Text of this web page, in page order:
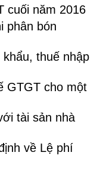
cuối năm 2016
phân bón
thuế nhập
GTGT cho một
tài sản nhà
về Lệ phí